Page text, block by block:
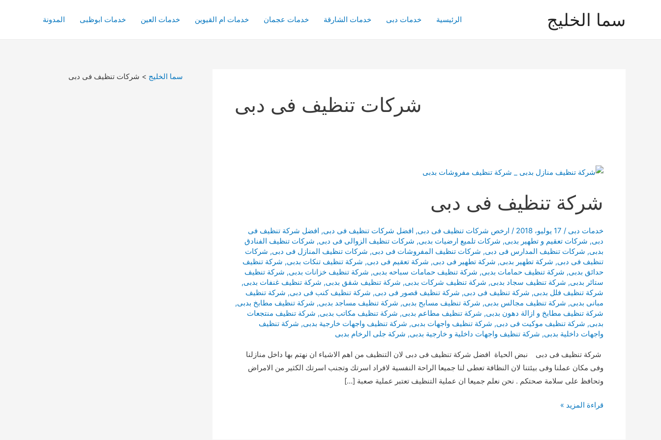
سما الخليج الرئيسية خدمات دبى خدمات الشارقة خدمات عجمان خدمات ام القيوين خدمات العين خدمات ابوظبى المدونة
شركات تنظيف فى دبى
شركة تنظيف فى دبى
خدمات دبى / 17 يوليو، 2018 / ارخص شركات تنظيف فى دبى, افضل شركات تنظيف فى دبى, افضل شركة تنظيف فى
دبى, شركات تعقيم و تطهير بدبى, شركات تلميع ارضيات بدبى, شركات تنظيف الزوالى فى دبى, شركات تنظيف الفنادق
بدبى, شركات تنظيف المدارس فى دبى, شركات تنظيف المفروشات فى دبى, شركات تنظيف المنازل فى دبى, شركات
تنظيف فى دبى, شركة تطهير بدبى, شركة تطهير فى دبى, شركة تعقيم فى دبى, شركة تنظيف تنكات بدبى, شركة تنظيف
حدائق بدبى, شركة تنظيف حمامات بدبى, شركة تنظيف حمامات سباحه بدبى, شركة تنظيف خزانات بدبى, شركة تنظيف
ستائر بدبى, شركة تنظيف سجاد بدبى, شركة تنظيف شركات بدبى, شركة تنظيف شقق بدبى, شركة تنظيف غنفات بدبى,
شركة تنظيف فلل بدبى, شركة تنظيف فى دبى, شركة تنظيف قصور فى دبى, شركة تنظيف كنب فى دبى, شركة تنظيف
مبانى بدبى, شركة تنظيف مجالس بدبى, شركة تنظيف مسابح بدبى, شركة تنظيف مساجد بدبى, شركة تنظيف مطابخ بدبى,
شركة تنظيف مطابخ و ازالة دهون بدبى, شركة تنظيف مطاعم بدبى, شركة تنظيف مكاتب بدبى, شركة تنظيف منتجعات
بدبى, شركة تنظيف موكيت فى دبى, شركة تنظيف واجهات بدبى, شركة تنظيف واجهات خارجية بدبى, شركة تنظيف
واجهات داخلية بدبى, شركة تنظيف واجهات داخلية و خارجية بدبى, شركة جلى الرخام بدبى
شركة تنظيف فى دبى نبض الحياة افضل شركة تنظيف فى دبى لان التنظيف من اهم الاشياء ان نهتم بها داخل منازلنا
وفى مكان عملنا وفى بيئتنا لان النظافة تعطى لنا جميعا الراحة النفسية لافراد اسرتك وتجنب اسرتك الكثير من الامراض
وتحافظ على سلامة صحتكم . نحن نعلم جميعا ان عملية التنظيف تعتبر عملية صعبة […]
شركة
قراءة المزيد »
سما الخليج > شركات تنظيف فى دبى